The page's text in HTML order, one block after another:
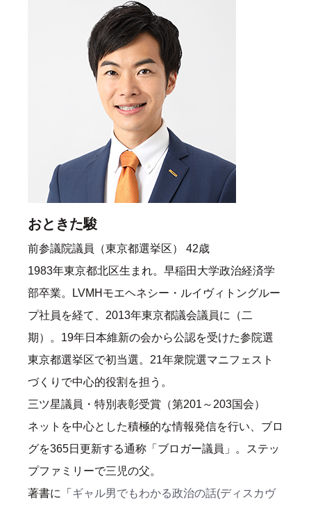
おときた駿
前参議院議員（東京都選挙区） 42歳
1983年東京都北区生まれ。早稲田大学政治経済学
部卒業。LVMHモエヘネシー・ルイヴィトングルー
プ社員を経て、2013年東京都議会議員に（二
期）。19年日本維新の会から公認を受けた参院選
東京都選挙区で初当選。21年衆院選マニフェスト
づくりで中心的役割を担う。
三ツ星議員・特別表彰受賞（第201～203国会）
ネットを中心とした積極的な情報発信を行い、ブロ
グを365日更新する通称「ブロガー議員」。ステッ
プファミリーで三児の父。
著書に「 ギャル男でもわかる政治の話(ディスカヴ